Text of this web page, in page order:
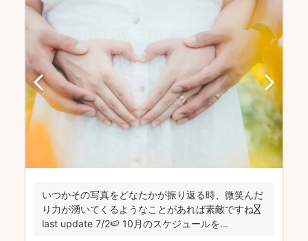
いつかその写真をどなたかが振り返る時、微笑んだ
り力が湧いてくるようなことがあれば素敵ですね⏳
last update 7/2🍉 10月のスケジュールを...